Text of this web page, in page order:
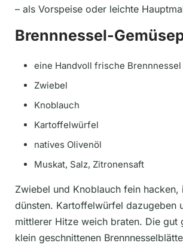
– als Vorspeise oder leichte
Brennnessel-
eine Handvoll frische Brennnessel
Zwiebel
Knoblauch
Kartoffelwürfel
natives Olivenöl
Muskat, Salz, Zitronensaft
Zwiebel und Knoblauch fein hacken,
dünsten. Kartoffelwürfel dazugeben
mittlerer Hitze weich braten. Die gut
klein geschnittenen